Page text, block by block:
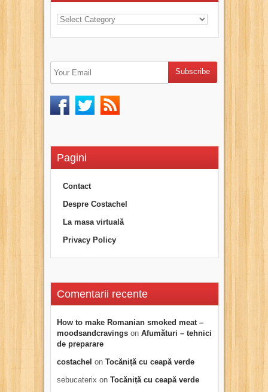
Pagini
Contact
Despre Costachel
La masa virtuală
Privacy Policy
Comentarii recente
How to make Romanian smoked meat –
moodsandcravings on Afumături – tehnici
de preparare
costachel on Tocăniță cu ceapă verde
sebucaterix on Tocăniță cu ceapă verde